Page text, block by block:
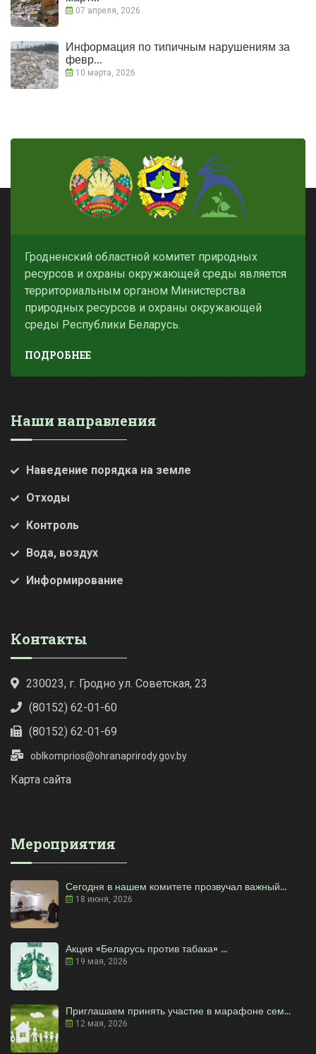
07 апреля, 2026
Информация по типичным нарушениям за
февр...
10 марта, 2026
Гродненский областной комитет природных
ресурсов и охраны окружающей среды является
территориальным органом Министерства
природных ресурсов и охраны окружающей
среды Республики Беларусь.
ПОДРОБНЕЕ
Наши направления
Наведение порядка на земле
Отходы
Контроль
Вода, воздух
Информирование
Контакты
230023, г. Гродно ул. Советская, 23
(80152) 62-01-60
(80152) 62-01-69
oblkomprios@ohranaprirody.gov.by
Карта сайта
Мероприятия
Сегодня в нашем комитете прозвучал важный...
18 июня, 2026
Акция «Беларусь против табака» ...
19 мая, 2026
Приглашаем принять участие в марафоне сем...
12 мая, 2026